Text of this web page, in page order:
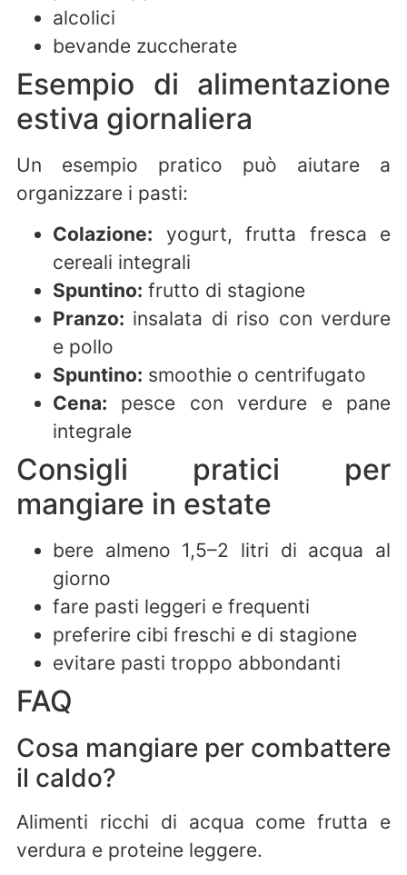
alcolici
bevande zuccherate
Esempio di alimentazione
estiva giornaliera
Un esempio pratico può aiutare a
organizzare i pasti:
Colazione: yogurt, frutta fresca e
cereali integrali
Spuntino: frutto di stagione
Pranzo: insalata di riso con verdure
e pollo
Spuntino: smoothie o centrifugato
Cena: pesce con verdure e pane
integrale
Consigli pratici per
mangiare in estate
bere almeno 1,5–2 litri di acqua al
giorno
fare pasti leggeri e frequenti
preferire cibi freschi e di stagione
evitare pasti troppo abbondanti
FAQ
Cosa mangiare per combattere
il caldo?
Alimenti ricchi di acqua come frutta e
verdura e proteine leggere.